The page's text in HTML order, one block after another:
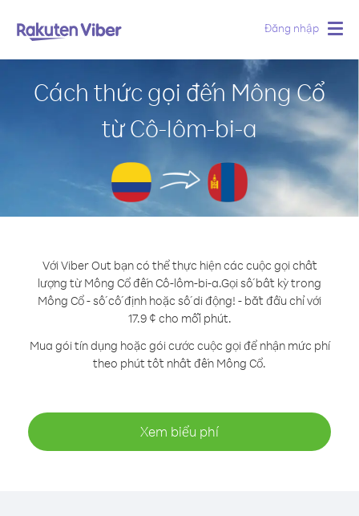
Đăng nhập
Cách thức gọi đến Mông Cổ
từ Cô-lôm-bi-a
Với Viber Out bạn có thể thực hiện các cuộc gọi chất
lượng từ Mông Cổ đến Cô-lôm-bi-a.Gọi số bất kỳ trong
Mông Cổ - số cố định hoặc số di động! - bắt đầu chỉ với
17.9 ¢ cho mỗi phút.
Mua gói tín dụng hoặc gói cước cuộc gọi để nhận mức phí
theo phút tốt nhất đến Mông Cổ.
Xem biểu phí